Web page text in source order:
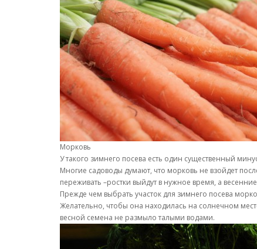
Морковь
У такого зимнего посева есть один существенный
Многие садоводы думают, что морковь не взойдет
переживать –ростки выйдут в нужное время, а
Прежде чем выбрать участок для зимнего посева
Желательно, чтобы она находилась на солнечном
весной семена не размыло талыми водами.